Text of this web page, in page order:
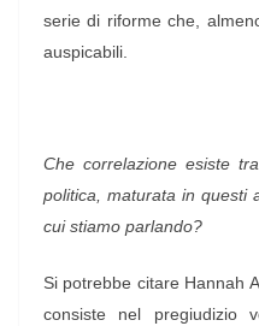
serie di riforme che,
auspicabili.
Che correlazione esiste
politica, maturata in questi
cui stiamo parlando?
Si potrebbe citare Hannah
consiste nel pregiudizio